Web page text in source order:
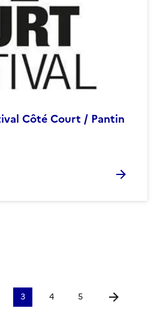
Côté Court / Pantin
3 4 5 Aller à la